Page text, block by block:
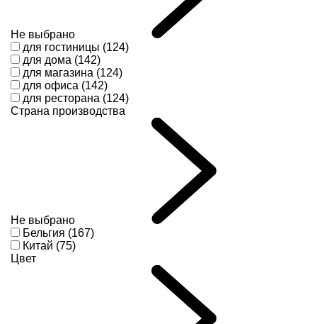
Не выбрано
для гостиницы (124)
для дома (142)
для магазина (124)
для офиса (142)
для ресторана (124)
Страна производства
Не выбрано
Бельгия (167)
Китай (75)
Цвет